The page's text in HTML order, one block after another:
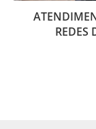
REDES